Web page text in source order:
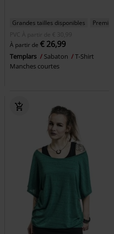
Grandes tailles disponibles
PVC
À partir de € 30,99
À partir de € 26,99
Templars Sabaton
T-Shirt
Manches courtes